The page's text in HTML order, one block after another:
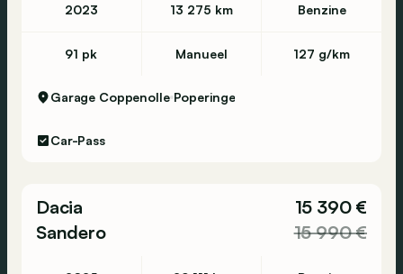
2023 13 275 km Benzine
91 pk Manueel 127 g/km
Garage Coppenolle Poperinge
Car-Pass
Dacia
Sandero
15 390 €
15 990 €